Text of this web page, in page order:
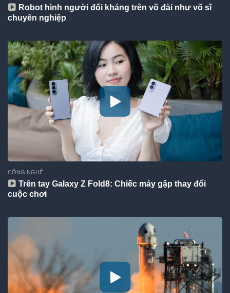
Robot hình người đối kháng trên võ đài như võ sĩ
chuyên nghiệp
CÔNG NGHỆ
Trên tay Galaxy Z Fold8: Chiếc máy gập thay đổi
cuộc chơi